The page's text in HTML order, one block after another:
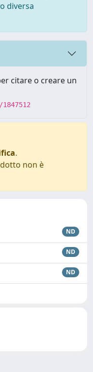
diversa
citare o creare un
.
non è
ND
ND
ND